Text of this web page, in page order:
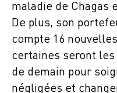
maladie de Chagas
De plus, son
compte 16
certaines seront
de demain pour
négligées et